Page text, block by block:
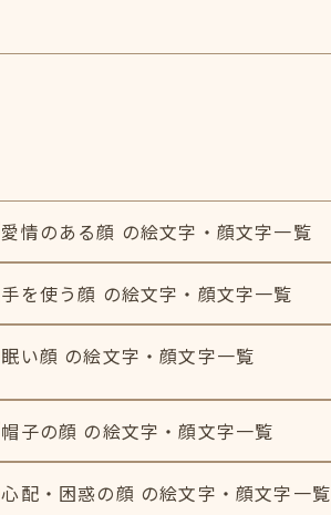
愛情のある顔 の絵文字・顔文字一覧
手を使う顔 の絵文字・顔文字一覧
眠い顔 の絵文字・顔文字一覧
帽子の顔 の絵文字・顔文字一覧
心配・困惑の顔 の絵文字・顔文字一覧